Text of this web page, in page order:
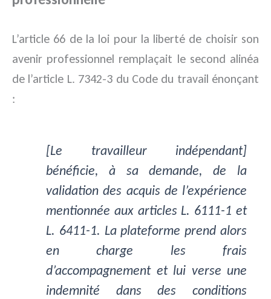
L’article 66 de la loi pour la liberté de choisir son
avenir professionnel remplaçait le second alinéa
de l’article L. 7342-3 du Code du travail énonçant
:
[Le travailleur indépendant]
bénéficie, à sa demande, de la
validation des acquis de l’expérience
mentionnée aux articles L. 6111-1 et
L. 6411-1. La plateforme prend alors
en charge les frais
d’accompagnement et lui verse une
indemnité dans des conditions